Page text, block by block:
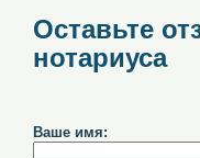
Оставьте
нотариуса
Ваше имя: